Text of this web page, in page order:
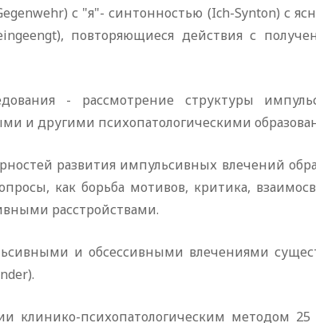
с "я"- синтонностью (Ich-Synton) с
повторяющиеся действия с
- рассмотрение структуры
и другими психопатологическими
развития импульсивных влечений
как борьба мотивов, критика,
расстройствами.
и обсессивными влечениями
клинико-психопатологическим методом